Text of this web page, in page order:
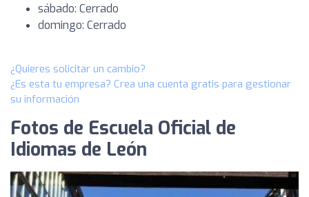
sábado: Cerrado
domingo: Cerrado
¿Quieres solicitar un cambio?
¿Es esta tu empresa? Crea una cuenta gratis para gestionar
su información
Fotos de Escuela Oficial de
Idiomas de León